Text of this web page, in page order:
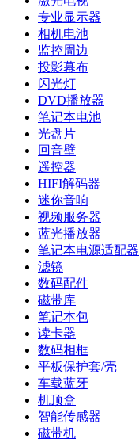
专业显示器
相机电池
监控周边
投影幕布
闪光灯
DVD播放器
笔记本电池
光盘片
回音壁
遥控器
HIFI解码器
迷你音响
视频服务器
蓝光播放器
笔记本电源适配器
滤镜
数码配件
磁带库
笔记本包
读卡器
数码相框
平板保护套/壳
车载蓝牙
机顶盒
智能传感器
磁带机